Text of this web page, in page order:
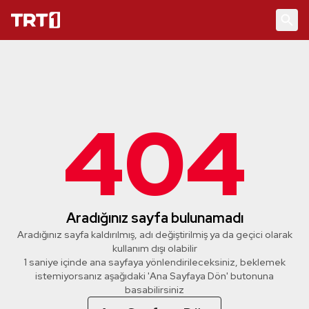
404
Aradığınız sayfa bulunamadı
Aradığınız sayfa kaldırılmış, adı değiştirilmiş ya da geçici olarak
kullanım dışı olabilir
1 saniye içinde ana sayfaya yönlendirileceksiniz, beklemek
istemiyorsanız aşağıdaki 'Ana Sayfaya Dön' butonuna
basabilirsiniz